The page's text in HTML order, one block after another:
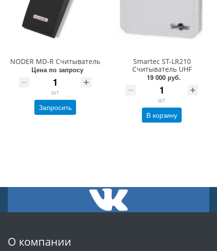
NODER MD-R Считыватель
Цена по запросу
шт
Запросить
Smartec ST-LR210
Считыватель UHF
19 000 руб.
шт
В корзину
О компании